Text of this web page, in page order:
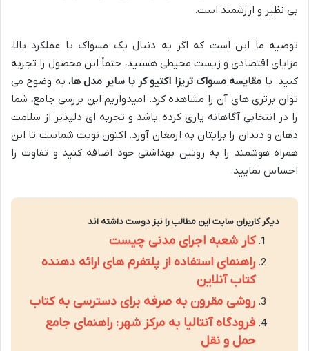
بی نظیر و ارزشمند است.
توصیه ما این است که اگر به دنبال یک مسواک با عملکرد بالا،
مزایای اقتصادی و زیست محیطی هستید، حتماً این محصول را تجربه
کنید. با مقایسه مسواک تریزا اکتیو کر با سایر مدل ها، به وضوح می
توان برتری های آن را مشاهده کرد. امیدواریم این بررسی جامع، شما
را در انتخابی آگاهانه یاری کرده باشد و تجربه ای دلپذیر از سلامت
دهان و دندان را برایتان به ارمغان آورد. اکنون نوبت شماست تا این
همراه هوشمند را به روتین بهداشتی خود اضافه کنید و تفاوت را
احساس نمایید.
دیگر کاربران سایت این مطالب را نیز دوست داشته اند
کار شعبه اجرای مدنی چیست
راهنمای استفاده از پلتفرم های ارائه دهنده
کتاب آنلاین
روشی مقرون به صرفه برای دسترسی به کتاب
فرودگاه آنتالیا به مرکز شهر: راهنمای جامع
حمل و نقل